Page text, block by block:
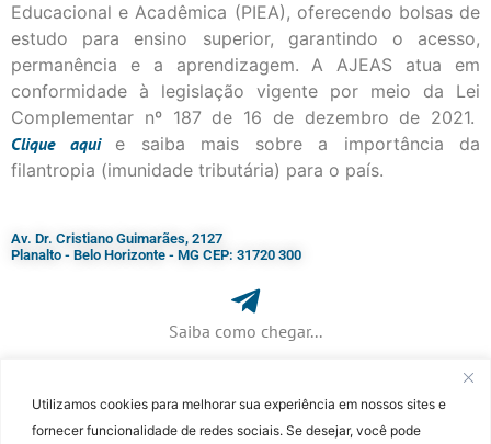
Utilizamos cookies para melhorar sua experiência em nossos sites e
fornecer funcionalidade de redes sociais. Se desejar, você pode
Educacional e Acadêmica (PIEA), oferecendo bolsas de
estudo para ensino superior, garantindo o acesso,
permanência e a aprendizagem. A AJEAS atua em
conformidade à legislação vigente por meio da Lei
Complementar nº 187 de 16 de dezembro de 2021.
Cliqueaqui
e saiba mais sobre a importância da
filantropia (imunidade tributária) para o país.
Av. Dr. Cristiano Guimarães, 2127
Planalto - Belo Horizonte - MG CEP: 31720 300
Saiba como chegar...
+ 55 (31) 3115-7000​